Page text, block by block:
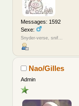
Messages: 1592
Sexe:
Snyder-verse, snif...
Nao/Gilles
Admin